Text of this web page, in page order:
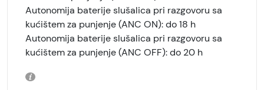
Autonomija baterije slušalica pri razgovoru sa
kućištem za punjenje (ANC ON): do 18 h
Autonomija baterije slušalica pri razgovoru sa
kućištem za punjenje (ANC OFF): do 20 h